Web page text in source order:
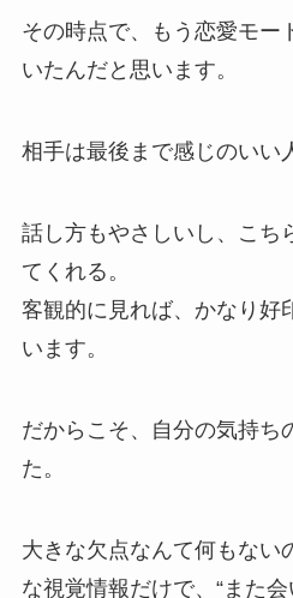
その時点で、もう恋愛モー
いたんだと思います。
相手は最後まで感じのいい
話し方もやさしいし、こち
てくれる。
客観的に見れば、かなり好
います。
だからこそ、自分の気持ち
た。
大きな欠点なんて何もない
な視覚情報だけで、“また